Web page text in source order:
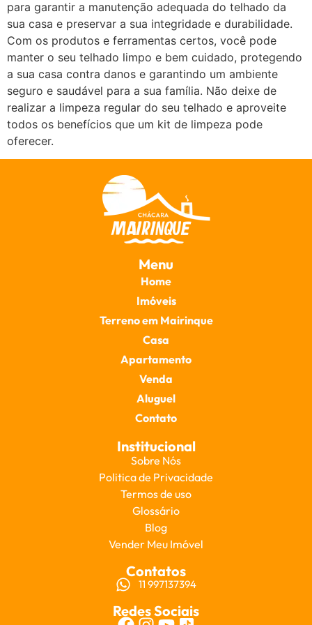
para garantir a manutenção adequada do telhado da
sua casa e preservar a sua integridade e durabilidade.
Com os produtos e ferramentas certos, você pode
manter o seu telhado limpo e bem cuidado, protegendo
a sua casa contra danos e garantindo um ambiente
seguro e saudável para a sua família. Não deixe de
realizar a limpeza regular do seu telhado e aproveite
todos os benefícios que um kit de limpeza pode
oferecer.
Menu
Home
Imóveis
Terreno em Mairinque
Casa
Apartamento
Venda
Aluguel
Contato
Institucional
Sobre Nós
Politica de Privacidade
Termos de uso
Glossário
Blog
Vender Meu Imóvel
Contatos
11 997137394
Redes Sociais